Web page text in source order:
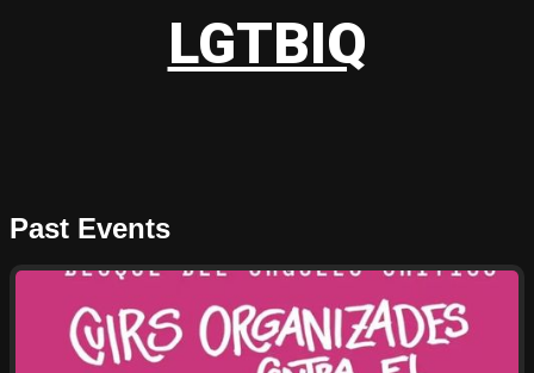
LGTBIQ
Past Events